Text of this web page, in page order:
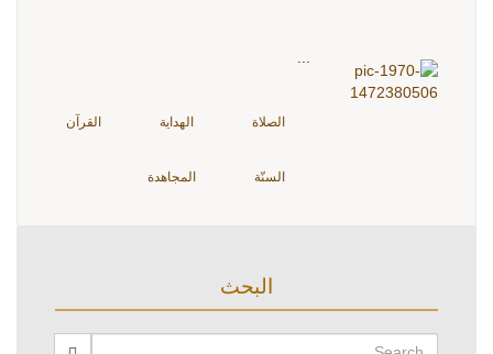
...
الصلاة الهداية القرآن
السنّة المجاهدة
البحث